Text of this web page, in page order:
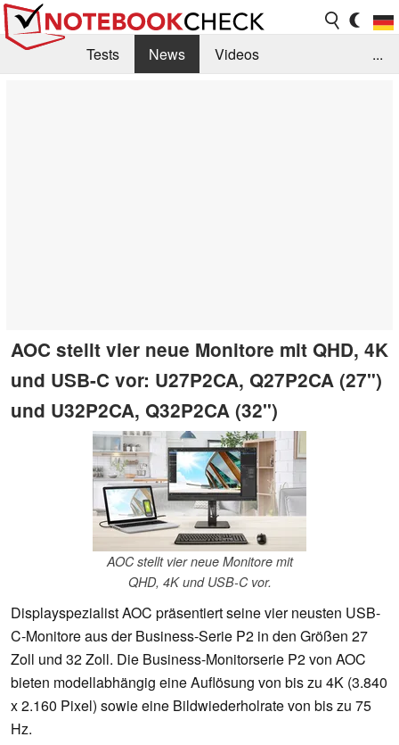
Tests News
Videos
...
AOC stellt vier neue Monitore mit QHD, 4K
und USB-C vor: U27P2CA, Q27P2CA (27")
und U32P2CA, Q32P2CA (32")
AOC stellt vier neue Monitore mit
QHD, 4K und USB-C vor.
Displayspezialist AOC präsentiert seine vier neusten USB-
C-Monitore aus der Business-Serie P2 in den Größen 27
Zoll und 32 Zoll. Die Business-Monitorserie P2 von AOC
bieten modellabhängig eine Auflösung von bis zu 4K (3.840
x 2.160 Pixel) sowie eine Bildwiederholrate von bis zu 75
Hz.